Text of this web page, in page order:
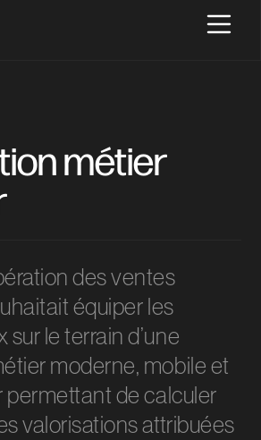
métier
des ventes
équiper les
le terrain d’une
moderne, mobile et
permettant de calculer
valorisations attribuées